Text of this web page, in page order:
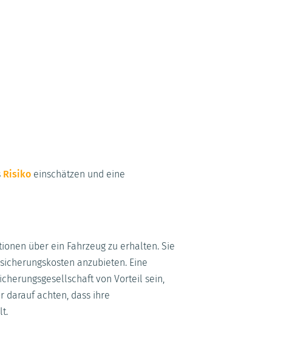
Risiko einschätzen und eine
über ein Fahrzeug zu erhalten. Sie
anzubieten. Eine
von Vorteil sein,
darauf achten, dass ihre